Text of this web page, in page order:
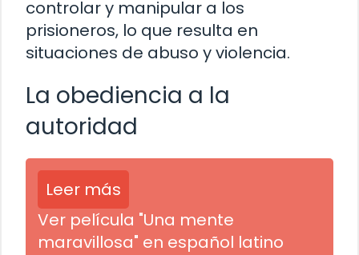
controlar y manipular a los
prisioneros, lo que resulta en
situaciones de abuso y violencia.
La obediencia a la
autoridad
Leer más
Ver película "Una mente
maravillosa" en español latino